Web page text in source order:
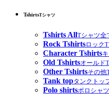
TshirtsTシャツ
Tshirts AllTシャツ全
Rock Tshirtsロック
Character Tshirts
Old Tshirtsオールド
Other Tshirtsその他
Tank topタンクトッ
Polo shirtsポロシャツ